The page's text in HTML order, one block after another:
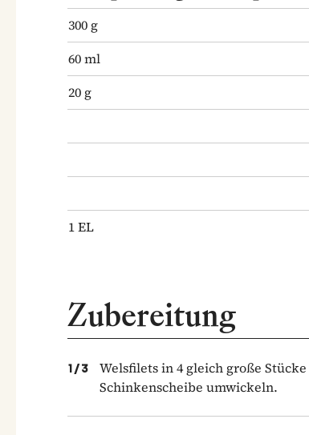
300 g
60ml
20 g
1EL
Zubereitung
1/3
Welsfilets in 4 gleich große
Schinkenscheibe umwickeln.